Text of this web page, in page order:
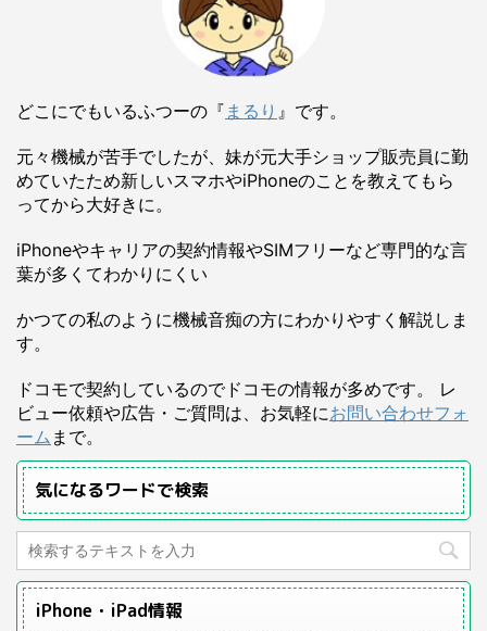
どこにでもいるふつーの『 まるり 』です。
元々機械が苦手でしたが、妹が元大手ショップ販売員に勤
めていたため新しいスマホやiPhoneのことを教えてもら
ってから大好きに。
iPhoneやキャリアの契約情報やSIMフリーなど専門的な言
葉が多くてわかりにくい
かつての私のように機械音痴の方にわかりやすく解説しま
す。
ドコモで契約しているのでドコモの情報が多めです。 レ
ビュー依頼や広告・ご質問は、お気軽にお問い合わせフォ
ーム まで。
気になるワードで検索
iPhone・iPad情報